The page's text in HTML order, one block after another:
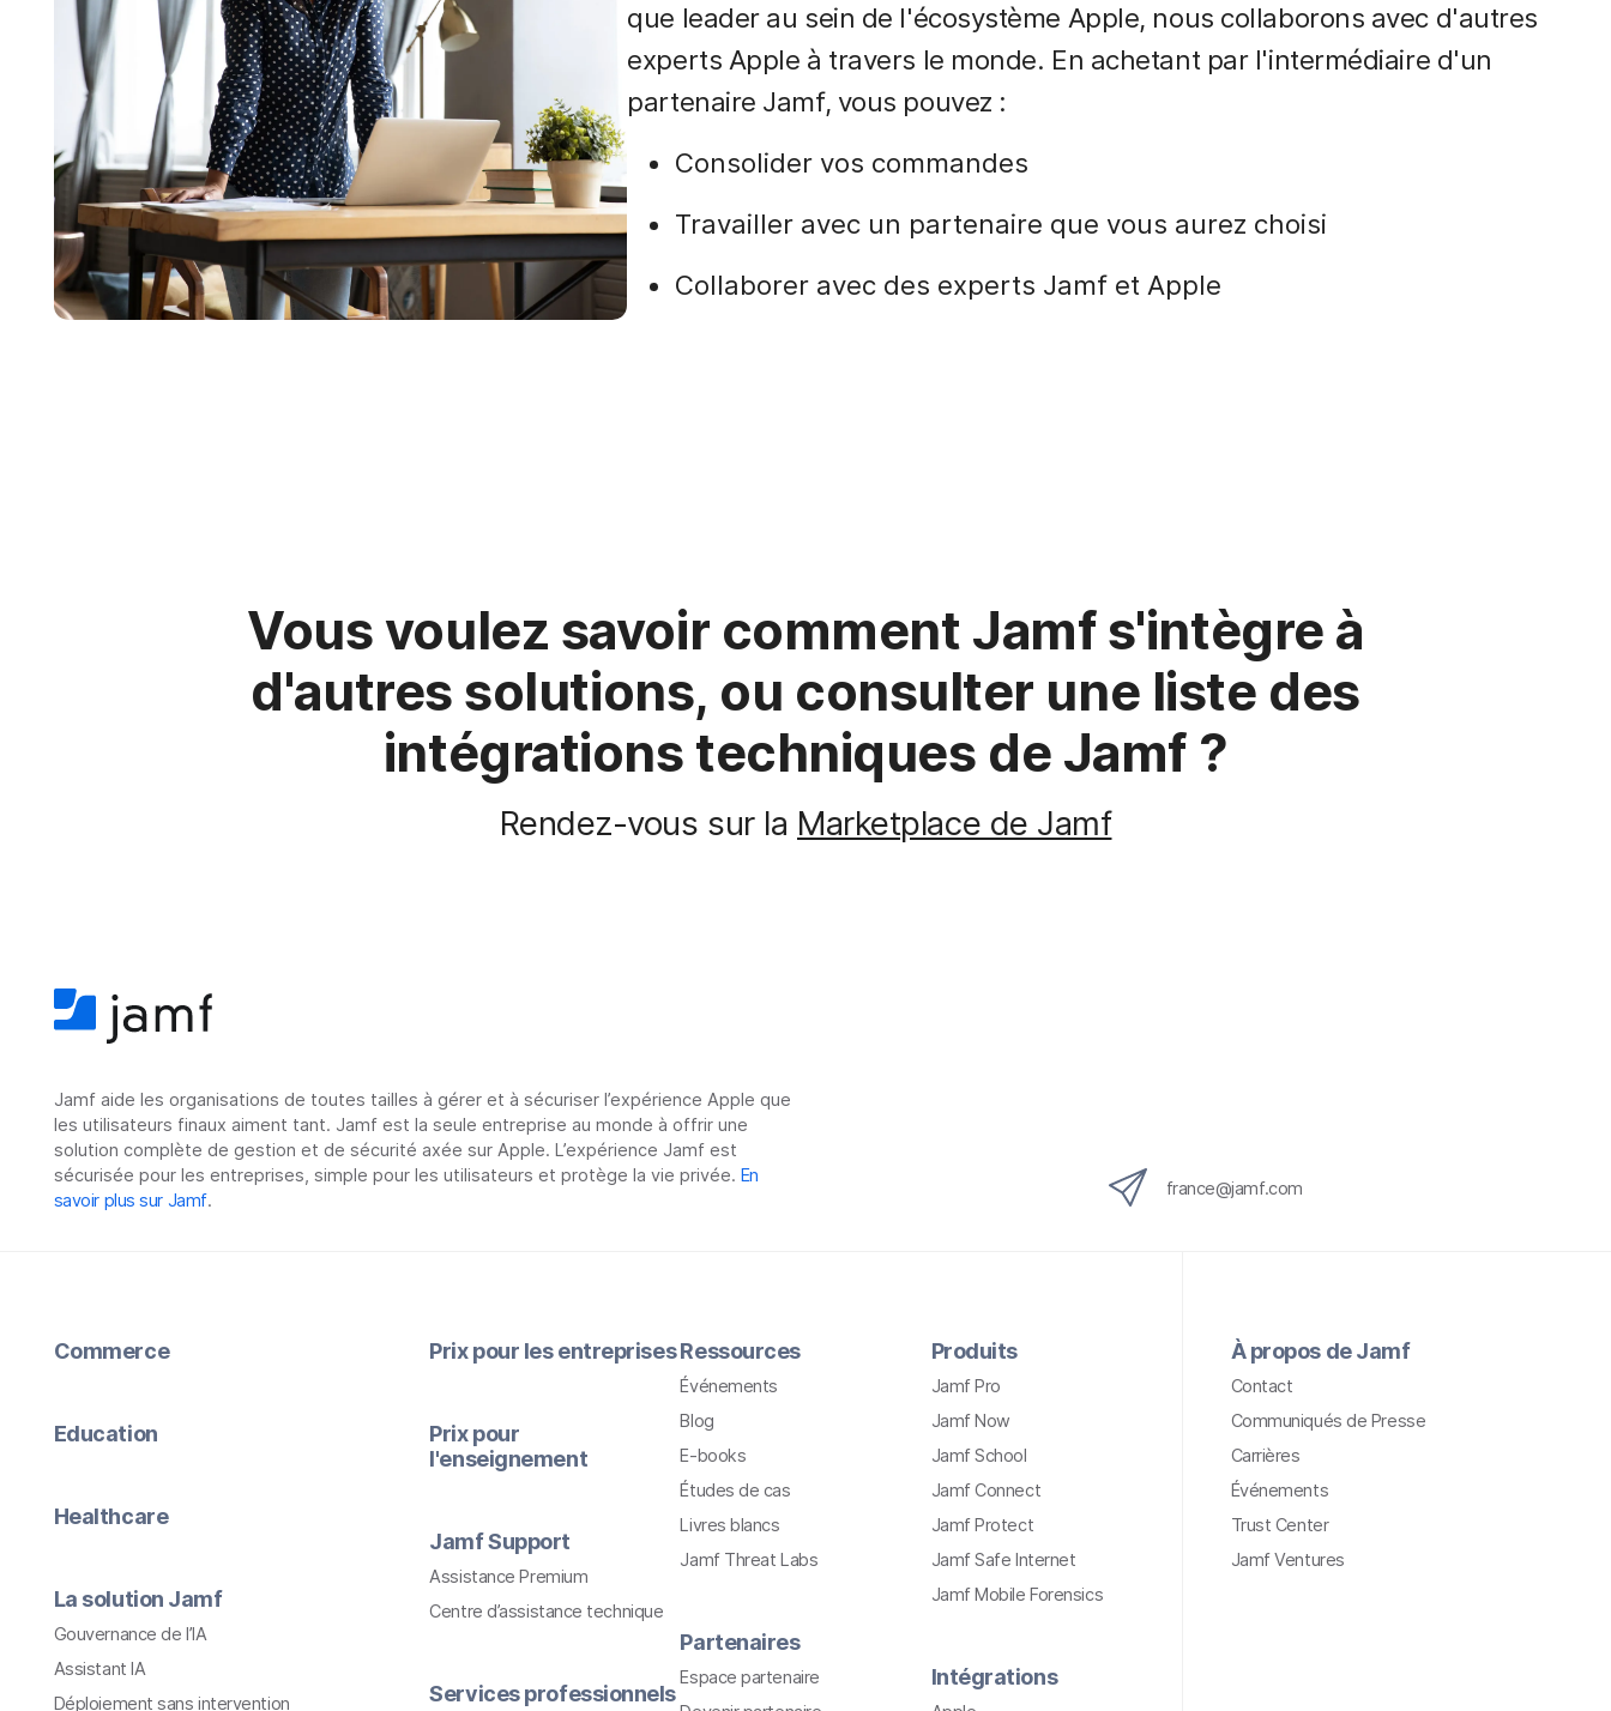
que leader au sein de l'écosystème Apple, nous collaborons avec d'autres
experts Apple à travers le monde. En achetant par l'intermédiaire d'un
partenaire Jamf, vous pouvez :
Consolider vos commandes
Travailler avec un partenaire que vous aurez choisi
Collaborer avec des experts Jamf et Apple
Vous voulez savoir comment Jamf s'intègre à
d'autres solutions, ou consulter une liste des
intégrations techniques de Jamf ?
Rendez-vous sur la Marketplace de Jamf
Jamf aide les organisations de toutes tailles à gérer et à sécuriser l’expérience Apple que
les utilisateurs finaux aiment tant. Jamf est la seule entreprise au monde à offrir une
solution complète de gestion et de sécurité axée sur Apple. L’expérience Jamf est
sécurisée pour les entreprises, simple pour les utilisateurs et protège la vie privée. En
savoir plus sur Jamf.
france@jamf.com
Commerce
Education
Healthcare
La solution Jamf
Gouvernance de l’IA
Assistant IA
Déploiement sans intervention
Prix pour les entreprises
Prix pour
l'enseignement
Jamf Support
Assistance Premium
Centre d’assistance technique
Services professionnels
Ressources
Événements
Blog
E-books
Études de cas
Livres blancs
Jamf Threat Labs
Partenaires
Espace partenaire
Produits
Jamf Pro
Jamf Now
Jamf School
Jamf Connect
Jamf Protect
Jamf Safe Internet
Jamf Mobile Forensics
Intégrations
À propos de Jamf
Contact
Communiqués de Presse
Carrières
Événements
Trust Center
Jamf Ventures